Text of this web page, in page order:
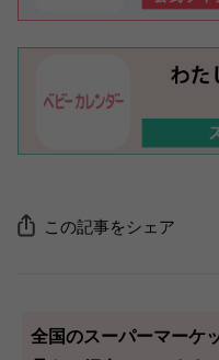
この記事をシェア
全国のスーパーマーケ